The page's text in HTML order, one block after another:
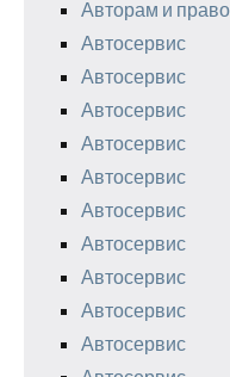
Авторам и
Автосервис
Автосервис
Автосервис
Автосервис
Автосервис
Автосервис
Автосервис
Автосервис
Автосервис
Автосервис